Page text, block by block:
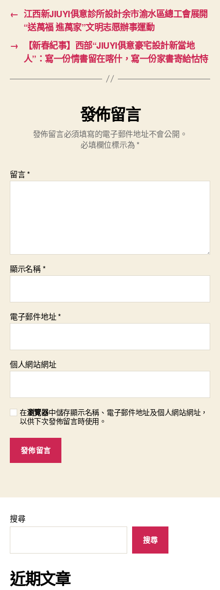
← 江西新JIUYI俱意診所設計余市渝水區總工會展開
“送萬福 進萬家”文明志愿辦事運動
→
【新春紀事】西部“JIUYI俱意豪宅設計新當地
人”：寫一份情書留在喀什，寫一份家書寄給怙恃
發佈留言
發佈留言必須填寫的電子郵件地址不會公開。
必填欄位標示為 *
留言*
顯示名稱*
電子郵件地址*
個人網站網址
在瀏覽器中儲存顯示名稱、電子郵件地址及個人網站網址，
以供下次發佈留言時使用。
搜尋
搜尋
近期文章